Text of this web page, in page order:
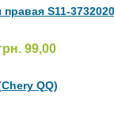
S11-3732020
99,00
QQ)